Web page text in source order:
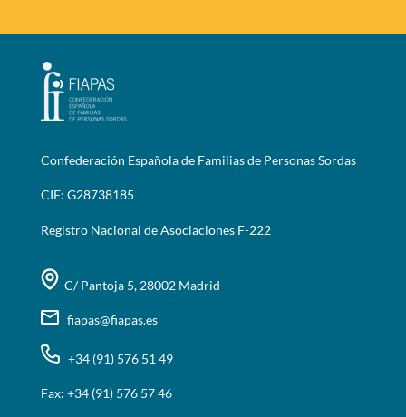
Confederación Española de Familias de Personas Sordas
CIF: G28738185
Registro Nacional de Asociaciones F-222
C/ Pantoja 5, 28002 Madrid
fiapas@fiapas.es
+34 (91) 576 51 49
Fax: +34 (91) 576 57 46